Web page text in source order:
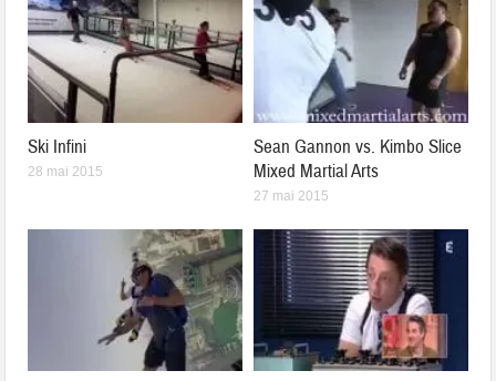
Ski Infini
28 mai 2015
Sean Gannon vs. Kimbo Slice
Mixed Martial Arts
27 mai 2015